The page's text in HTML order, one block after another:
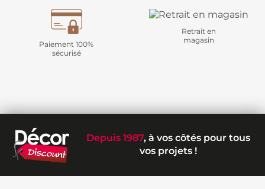
Paiement 100%
sécurisé
Retrait en
magasin
Depuis 1987, à vos côtés pour tous
vos projets !